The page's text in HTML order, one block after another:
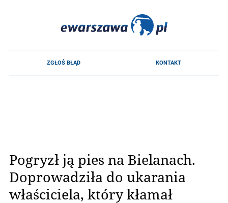
Pogryzł ją pies na Bielanach.
Doprowadziła do ukarania
właściciela, który kłamał